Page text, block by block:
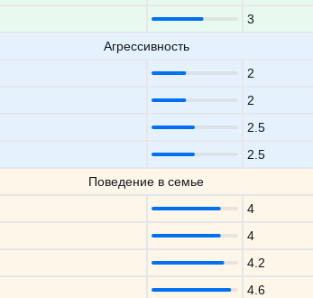
3
Агрессивность
2
2
2.5
2.5
Поведение в семье
4
4
4.2
4.6